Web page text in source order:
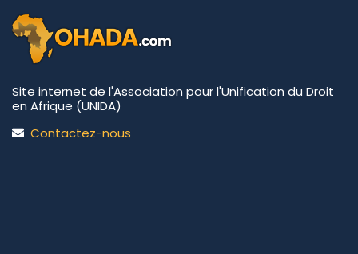
Site internet de l'Association pour l'Unification du Droit
en Afrique (UNIDA)
Contactez-nous